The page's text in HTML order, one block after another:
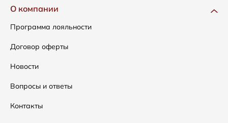
Одежда
Сумки
Аксессуары
Скидки
Доставка и оплата
Как оформить заказ
Условия возвратов
Таблица размеров
Уход за одеждой
О компании
Программа лояльности
Договор оферты
Новости
Вопросы и ответы
Контакты